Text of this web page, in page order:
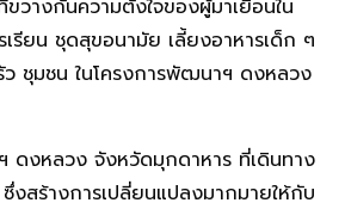
วางกั้นความตั้งใจของผู้มาเยือนใน
ยน ชุดสุขอนามัย เลี้ยงอาหารเด็ก ๆ
ว ชุมชน ในโครงการพัฒนาฯ ดงหลวง
ดงหลวง จังหวัดมุกดาหาร ที่เดินทาง
สร้างการเปลี่ยนแปลงมากมายให้กับ